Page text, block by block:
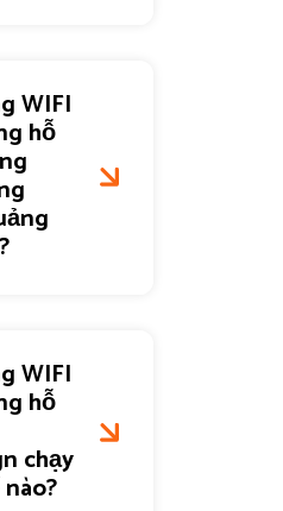
WIFI
hỗ
WIFI
hỗ
chạy